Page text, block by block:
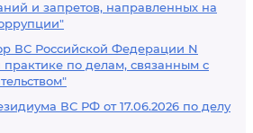
и запретов, направленных на
ВС Российской Федерации N
практике по делам, связанным с
ВС РФ от 17.06.2026 по делу